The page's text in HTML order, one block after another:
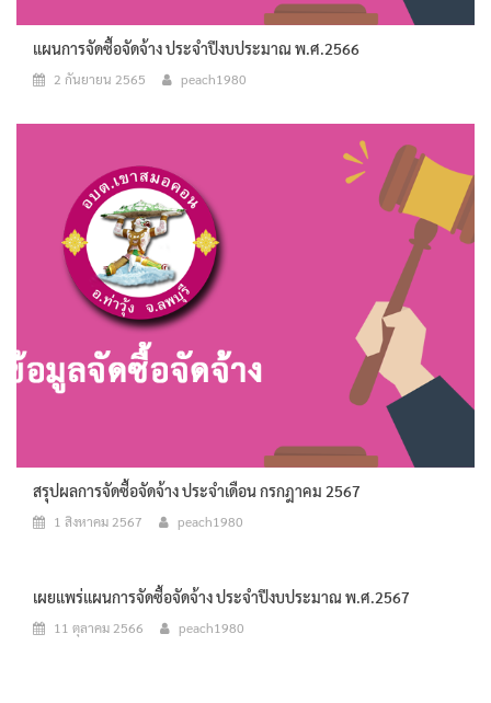
แผนการจัดซื้อจัดจ้าง ประจำปีงบประมาณ พ.ศ.2566
2 กันยายน 2565 peach1980
สรุปผลการจัดซื้อจัดจ้าง ประจำเดือน กรกฎาคม 2567
1 สิงหาคม 2567 peach1980
เผยแพร่แผนการจัดซื้อจัดจ้าง ประจำปีงบประมาณ พ.ศ.2567
11 ตุลาคม 2566 peach1980